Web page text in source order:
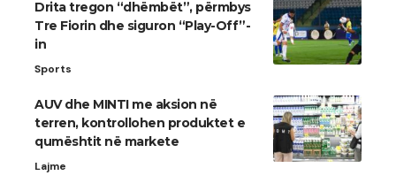
Drita tregon “dhëmbët”, përmbys
Tre Fiorin dhe siguron “Play-Off”-
in
Sports
AUV dhe MINTI me aksion në
terren, kontrollohen produktet e
qumështit në markete
Lajme